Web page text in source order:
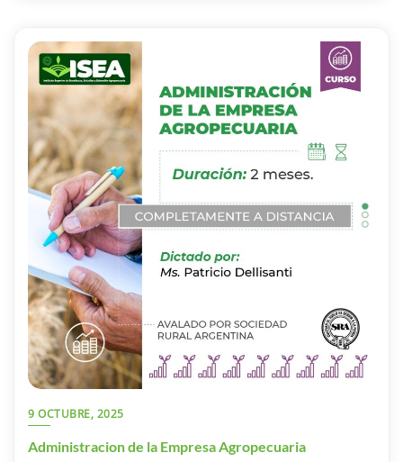
9 OCTUBRE, 2025
Administracion de la Empresa Agropecuaria